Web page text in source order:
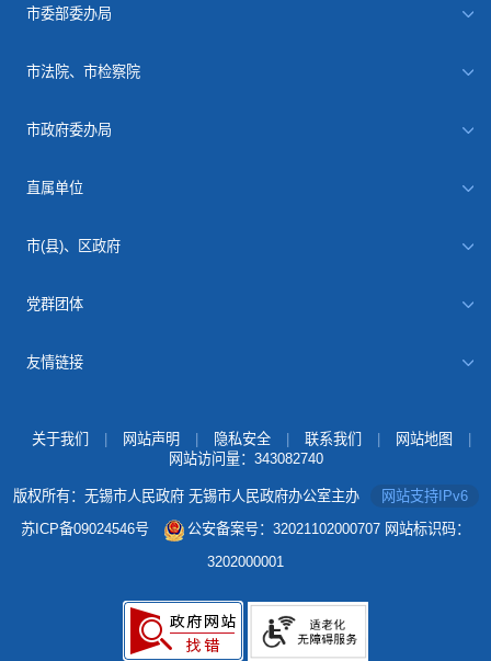
市委部委办局
市法院、市检察院
市政府委办局
直属单位
市(县)、区政府
党群团体
友情链接
关于我们 网站声明 隐私安全 联系我们 网站地图
网站访问量： 343082740
版权所有：无锡市人民政府 无锡市人民政府办公室主办
网站支持IPv6
苏ICP备09024546号
公安备案号：32021102000707 网站标识码：
3202000001